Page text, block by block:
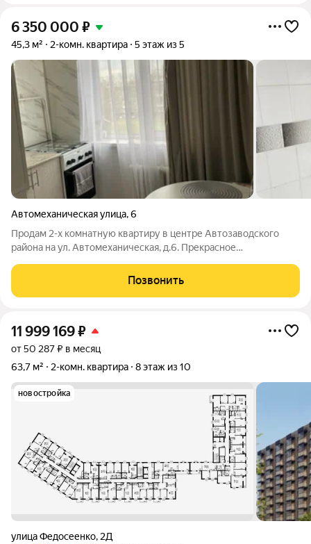
6 350 000 ₽
45,3 м² 2-комн. квартира 5 этаж из 5
Автомеханическая улица,6
Продам 2-х комнатную квартиру в центре Автозаводского
района на ул. Автомеханическая, д.6. Прекрасное
доступности, рядом две школы несколько детских садов,
много сетевых магазинов. 5 этаж 5-ти
Позвонить
11 999 169₽
от 50 287 ₽ в месяц
63,7 м²
2-комн. квартира 8 этаж из 10
новостройка
улица Федосеенко, 2Д